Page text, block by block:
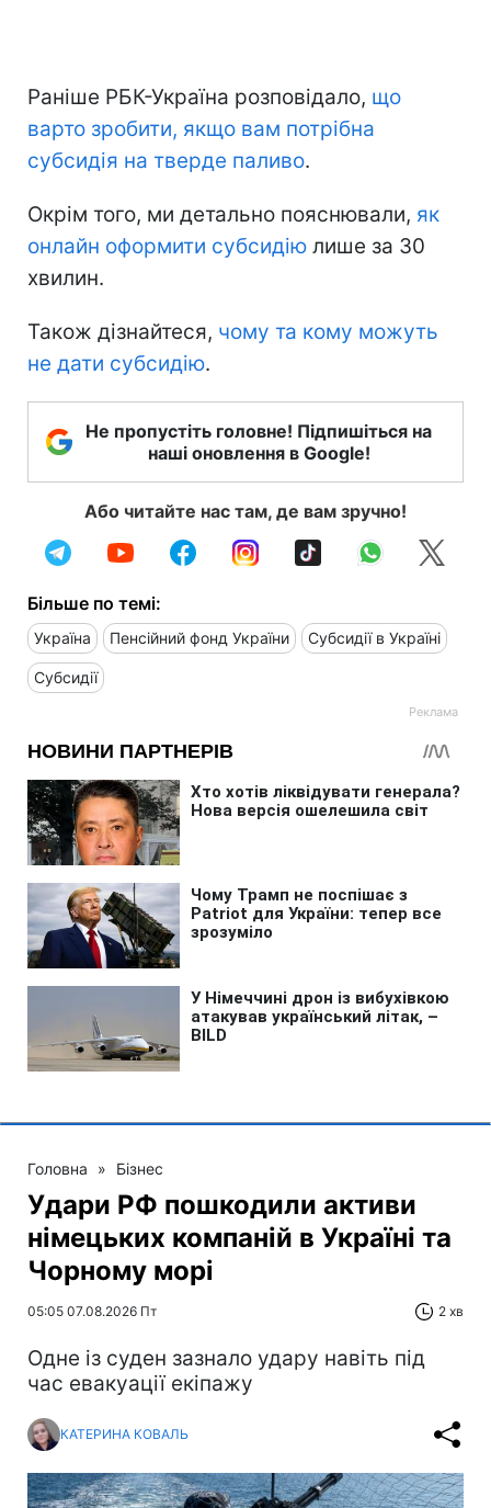
Раніше РБК-Україна розповідало, що
варто зробити, якщо вам потрібна
субсидія на тверде паливо.
Окрім того, ми детально пояснювали, як
онлайн оформити субсидію лише за 30
хвилин.
Також дізнайтеся, чому та кому можуть
не дати субсидію.
Не пропустіть головне! Підпишіться на
наші оновлення в Google!
Або читайте нас там, де вам зручно!
Більше по темі:
Україна Пенсійний фонд України Субсидії в Україні
Субсидії
Головна » Бізнес
Удари РФ пошкодили активи
німецьких компаній в Україні та
Чорному морі
05:05 07.08.2026 Пт 2 хв
Одне із суден зазнало удару навіть під
час евакуації екіпажу
КАТЕРИНА КОВАЛЬ